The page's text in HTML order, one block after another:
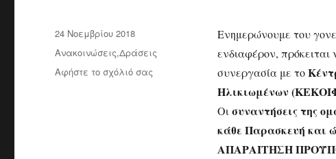
Ενημερώνουμε του
ενδιαφέρον, πρόκειται
συνεργασία με το
Ηλικιωμένων
Οισυναντήσεις της
κάθε Παρασκευή και
ΑΠΑΡΑΙΤΗΣΗ
Δημοσιεύτηκε
την
24 Νοεμβρίου 2018
Κατηγορίες
Ανακοινώσεις,Δράσεις
Αφήστε το σχόλιό σας